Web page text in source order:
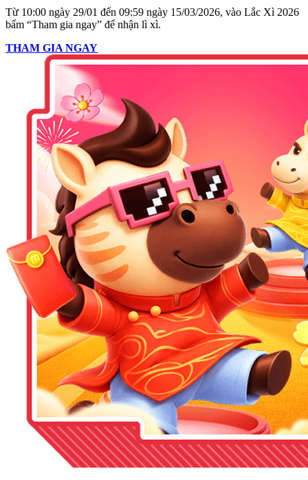
Từ 10:00 ngày 29/01 đến 09:59 ngày 15/03/2026, vào Lắc Xì 2026
bấm “Tham gia ngay” để nhận lì xì.
THAM GIA NGAY